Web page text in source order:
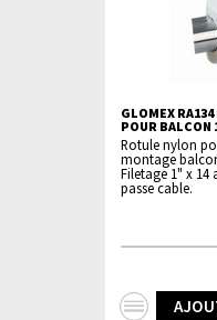
GLOMEX
POUR BALCON
Rotule nylon
montage
Filetage 1" x 14
passe cable.